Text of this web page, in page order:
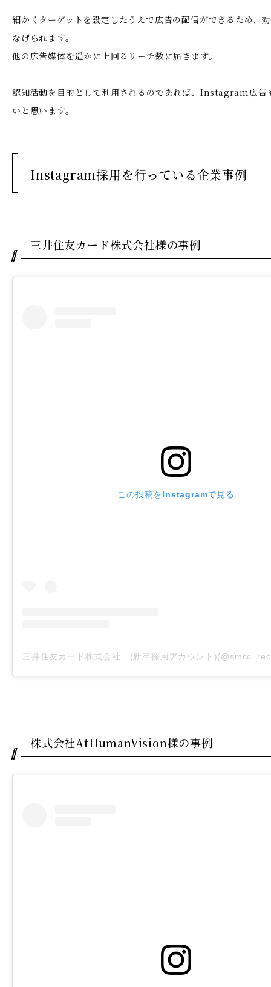
細かくターゲットを設定したうえで広告の配信ができるため、
なげられます。
他の広告媒体を遥かに上回るリーチ数に届きます。
認知活動を目的として利用されるのであれば、Instagram広告
いと思います。
Instagram採用を行っている企業事例
三井住友カード株式会社様の事例
この投稿をInstagramで見る
株式会社AtHumanVision様の事例